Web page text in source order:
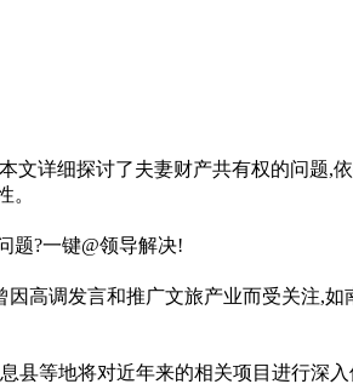
文详细探讨了夫妻财产共有权的问题
。
题?一键@领导解决!
高调发言和推广文旅产业而受关注,
县等地将对近年来的相关项目进行